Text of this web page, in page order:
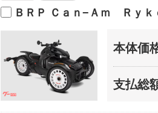
ＢＲＰ Ｃａｎ−Ａｍ Ｒｙ
本体価
支払総